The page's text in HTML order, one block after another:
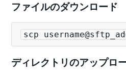
ファイルのダウンロード
scp
ディレクトリのアップロ